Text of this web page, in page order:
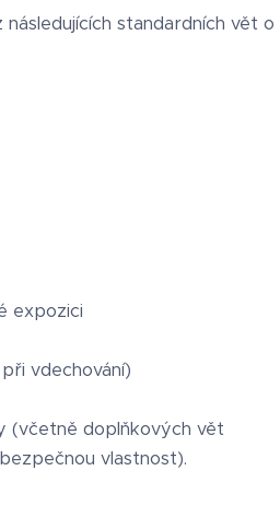
standardních vět o
expozici
vdechování)
(včetně doplňkových vět
vlastnost).